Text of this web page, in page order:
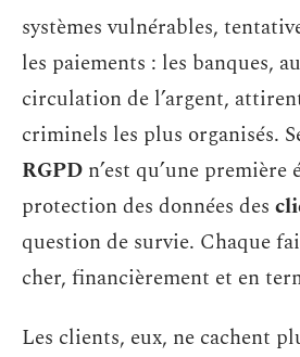
systèmes vulnérables,
les paiements : les banques,
circulation de l’argent,
criminels les plus organisés.
RGPD n’est qu’une première
protection des données des
question de survie. Chaque
cher, financièrement et en
Les clients, eux, ne cachent